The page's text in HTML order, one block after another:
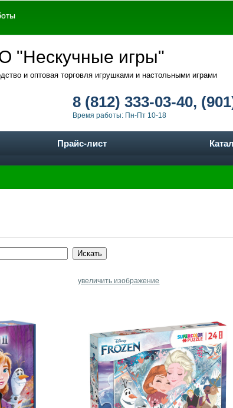
"Нескучные игры"
и оптовая торговля игрушками и настольными играми
8 (812) 333-03-40,
Время работы: Пн-Пт 10-18
Прайс-лист
увеличить изображение